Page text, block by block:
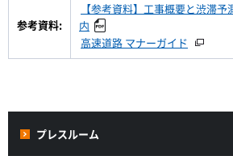
参考資料:
【参考資料】工事概要と渋滞
内
高速道路 マナーガイド
プレスルーム